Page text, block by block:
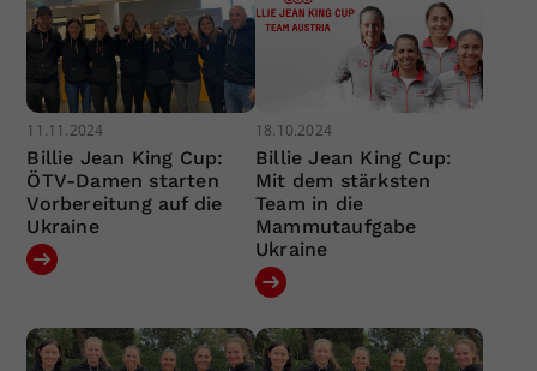
11.11.2024
Billie Jean King Cup:
ÖTV-Damen starten
Vorbereitung auf die
Ukraine
18.10.2024
Billie Jean King Cup:
Mit dem stärksten
Team in die
Mammutaufgabe
Ukraine